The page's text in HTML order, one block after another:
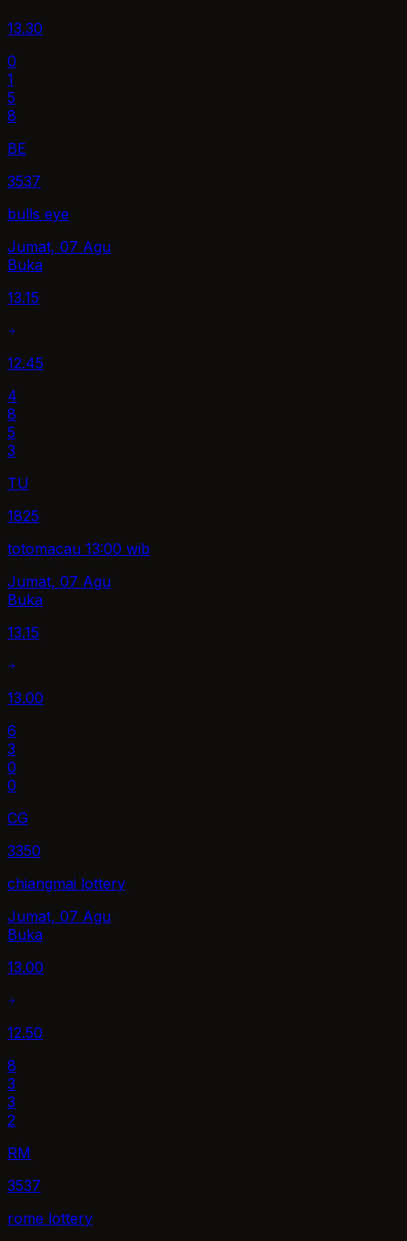
13.30
0
1
5
8
BE
3537
bulls eye
Jumat, 07 Agu
Buka
13.15
12.45
4
8
5
3
TU
1825
totomacau 13:00 wib
Jumat, 07 Agu
Buka
13.15
13.00
6
3
0
0
CG
3350
chiangmai lottery
Jumat, 07 Agu
Buka
13.00
12.50
8
3
3
2
RM
3537
rome lottery